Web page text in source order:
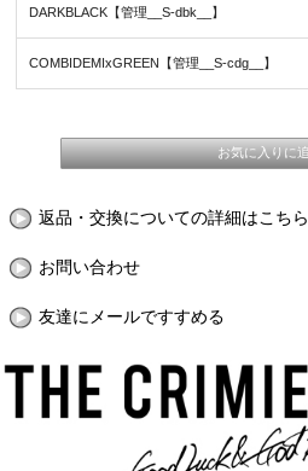
DARKBLACK【管理__S-dbk__】
COMBIDEMIxGREEN【管理__S-cdg__】
返品・交換についての詳細はこちら
お問い合わせ
友達にメールですすめる